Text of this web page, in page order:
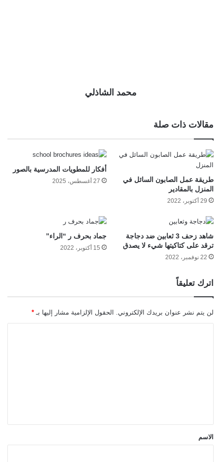
محمد الشاذلي
مقالات ذات صلة
طريقة عمل الصابون السائل في
المنزل بالمقادير
29 أكتوبر، 2022
أفكار للمطويات المدرسية بالصور
27 أغسطس، 2025
شاهد زحف 3 ثعابين ضد دجاجة
ترقد على كتاكيتها شيء لا يصدق
22 نوفمبر، 2022
جماد بحرف ر “الراء”
15 أكتوبر، 2022
اترك تعليقاً
لن يتم نشر عنوان بريدك الإلكتروني. الحقول الإلزامية مشار إليها بـ *
*الاسم